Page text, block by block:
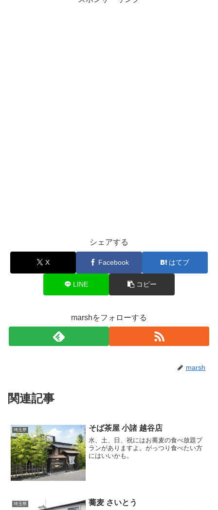
シェアする
X Facebook はてブ
LINE コピー
marshをフォローする
marsh
関連記事
埼玉県 そば茶屋 小諸 越谷店
水、土、日、祝にはお蕎麦の食べ放題プ
ランがありますよ。がっつり食べたい方
にはいいかも。
埼玉県 蕎麦 さいとう